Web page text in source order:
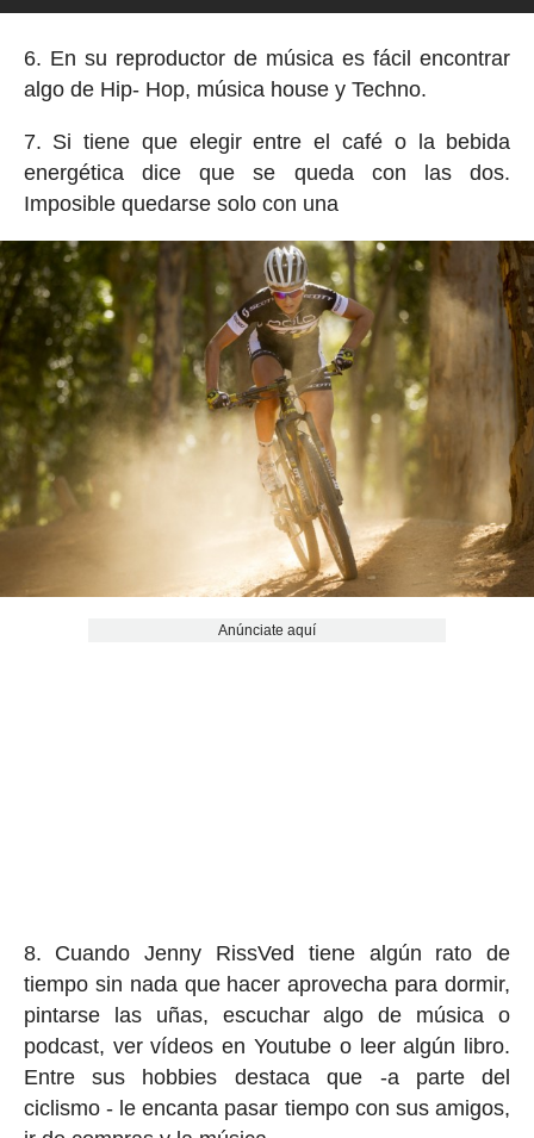
6. En su reproductor de música es fácil encontrar
algo de Hip- Hop, música house y Techno.
7. Si tiene que elegir entre el café o la bebida
energética dice que se queda con las dos.
Imposible quedarse solo con una
Anúnciate aquí
8. Cuando Jenny RissVed tiene algún rato de
tiempo sin nada que hacer aprovecha para dormir,
pintarse las uñas, escuchar algo de música o
podcast, ver vídeos en Youtube o leer algún libro.
Entre sus hobbies destaca que -a parte del
ciclismo - le encanta pasar tiempo con sus amigos,